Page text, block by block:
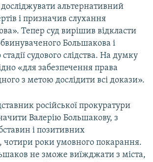
альтернативний
і призначив слухання
Тепер суд вирішив відкласти
Большакова і
судового слідства. На думку
«для забезпечення права
з метою дослідити всі докази».
російської прокуратури
Валерію Большакову, з
і позитивних
чотири роки умовного покарання.
не зможе виїжджати з міста,